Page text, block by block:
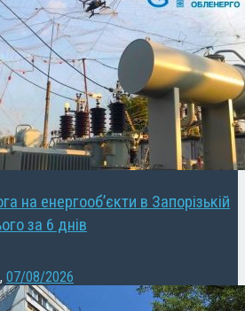
на енергооб’єкти в Запорізькій
за 6 днів
, 07/08/2026